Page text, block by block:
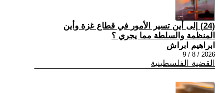
(24) إلى أين تسير الأمور في قطاع غزة وأين
المنظمة والسلطة مما يجري ؟
ابراهيم ابراش
2026 / 8 / 9
القضية الفلسطينية